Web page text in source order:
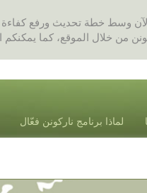
وسط خطة تحديث ورفع
من خلال الموقع، كما
لماذا برنامج ناركونن فعّال